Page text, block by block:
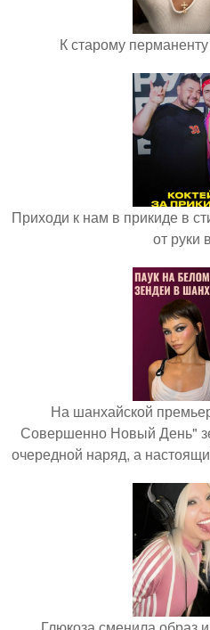
К старому
Приходи к нам в прикиде в
от руки
На шанхайской
Совершенно Новый День"
очередной наряд, а